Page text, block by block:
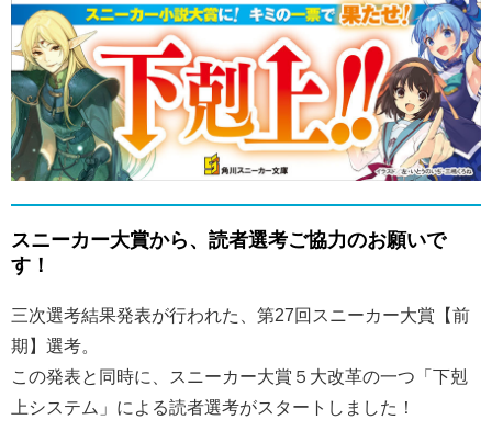
スニーカー大賞から、読者選考ご協力のお願いで
す！
三次選考結果発表が行われた、第27回スニーカー大賞【前
期】選考。
この発表と同時に、スニーカー大賞５大改革の一つ「下剋
上システム」による読者選考がスタートしました！